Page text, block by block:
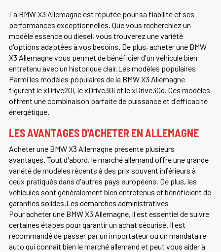
La BMW X3 Allemagne est réputée pour sa fiabilité et ses
performances exceptionnelles. Que vous recherchiez un
modèle essence ou diesel, vous trouverez une variété
d'options adaptées à vos besoins. De plus, acheter une BMW
X3 Allemagne vous permet de bénéficier d'un véhicule bien
entretenu avec un historique clair.Les modèles populaires
Parmi les modèles populaires de la BMW X3 Allemagne
figurent le xDrive20i, le xDrive30i et le xDrive30d. Ces modèles
offrent une combinaison parfaite de puissance et d'efficacité
énergétique.
LES AVANTAGES D'ACHETER EN ALLEMAGNE
Acheter une BMW X3 Allemagne présente plusieurs
avantages. Tout d'abord, le marché allemand offre une grande
variété de modèles récents à des prix souvent inférieurs à
ceux pratiqués dans d'autres pays européens. De plus, les
véhicules sont généralement bien entretenus et bénéficient de
garanties solides.Les démarches administratives
Pour acheter une BMW X3 Allemagne, il est essentiel de suivre
certaines étapes pour garantir un achat sécurisé. Il est
recommandé de passer par un importateur ou un mandataire
auto qui connaît bien le marché allemand et peut vous aider à